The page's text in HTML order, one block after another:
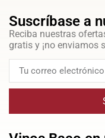
Suscríbase a
Reciba nuestras
gratis y ¡no enviamos